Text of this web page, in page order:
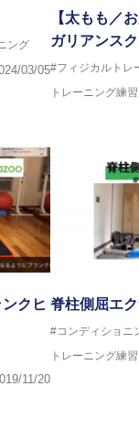
ング
03/05
【太もも／
ガリアンス
#フィジカルトレ
トレーニング練
クヒ
11/20
脊柱側屈エ
#コンディショニ
トレーニング練